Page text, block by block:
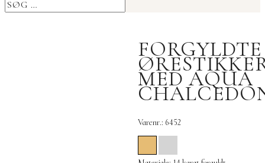
FORGYLDTE
MED AQUA
Varenr.: 6452